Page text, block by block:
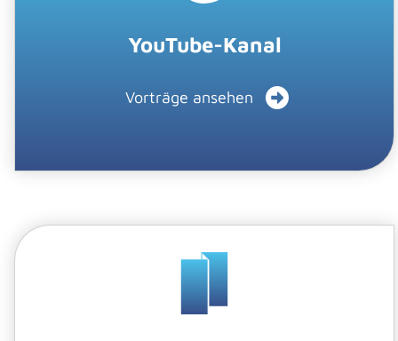
YouTube-Kanal
Vorträge ansehen